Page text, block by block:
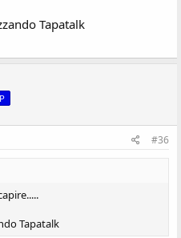
Tapatalk
#36
Tapatalk